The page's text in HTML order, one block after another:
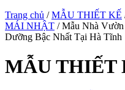
Trang chủ /MẪU THIẾT KẾ
MÁI NHẬT / Mẫu Nhà
Dưỡng Bậc Nhất Tại Hà Tĩnh
MẪU THIẾT